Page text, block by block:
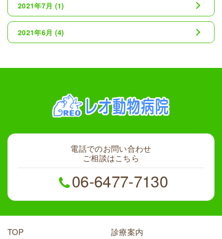
2021年7月 (1)
2021年6月 (4)
電話でのお問い合わせ
ご相談はこちら
06-6477-7130
TOP 診療案内